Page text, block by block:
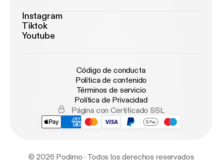
Instagram
Tiktok
Youtube
Código de conducta
Política de contenido
Términos de servicio
Política de Privacidad
Página con Certificado SSL
© 2026 Podimo · Todos los derechos reservados